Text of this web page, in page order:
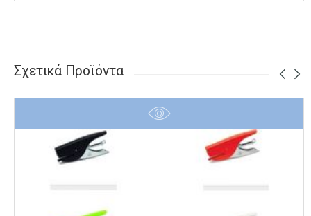
Σχετικά Προϊόντα